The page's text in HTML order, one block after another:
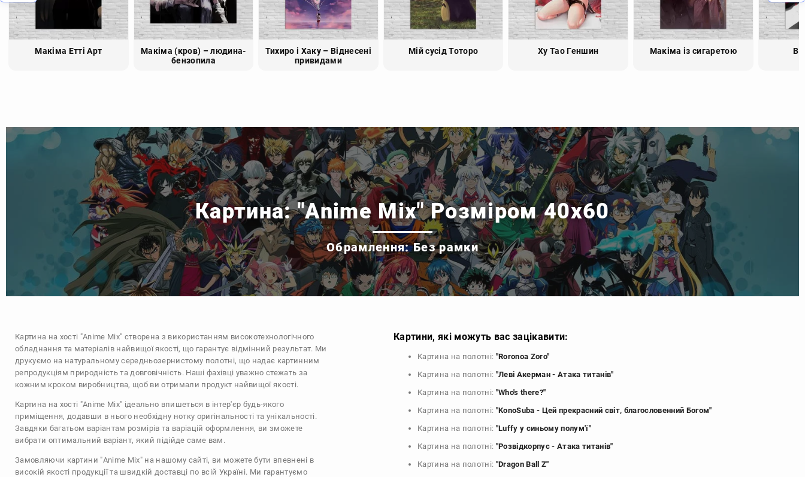
Макіма Етті Арт
Макіма (кров) – людина-
бензопила
Тихиро і Хаку – Віднесені
привидами
Мій сусід Тоторо Ху Тао Геншин Макіма із сигаретою
Картина: "Anime Mix" Розміром 40x60
Обрамлення: Без рамки
Картина на хості "Anime Mix" створена з використанням високотехнологічного
обладнання та матеріалів найвищої якості, що гарантує відмінний результат. Ми
друкуємо на натуральному середньозернистому полотні, що надає картинним
репродукціям природність та довговічність. Наші фахівці уважно стежать за
кожним кроком виробництва, щоб ви отримали продукт найвищої якості.
Картина на хості "Anime Mix" ідеально впишеться в інтер'єр будь-якого
приміщення, додавши в нього необхідну нотку оригінальності та унікальності.
Завдяки багатьом варіантам розмірів та варіацій оформлення, ви зможете
вибрати оптимальний варіант, який підійде саме вам.
Замовляючи картини "Anime Mix" на нашому сайті, ви можете бути впевнені в
високій якості продукції та швидкій доставці по всій Україні. Ми гарантуємо
Картини, які можуть вас зацікавити:
Картина на полотні: "Roronoa Zoro"
Картина на полотні: "Леві Акерман - Атака титанів"
Картина на полотні: "Who's there?"
Картина на полотні: "KonoSuba - Цей прекрасний світ, благословенний Богом"
Картина на полотні: "Luffy у синьому полум'ї"
Картина на полотні: "Розвідкорпус - Атака титанів"
Картина на полотні: "Dragon Ball Z"